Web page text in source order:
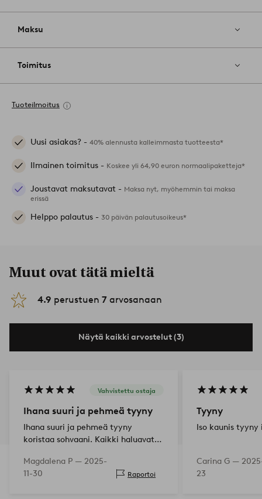
Maksu
Toimitus
Tuoteilmoitus
Uusi asiakas? - 40% alennusta kalleimmasta tuotteesta*
Ilmainen toimitus - Koskee yli 64,90 euron normaalipaketteja*
Joustavat maksutavat - Maksa nyt, myöhemmin tai maksa
erissä
Helppo palautus - 30 päivän palautusoikeus*
Muut ovat tätä mieltä
4.9 perustuen 7 arvosanaan
Näytä kaikki arvostelut (3)
Vahvistettu ostaja
Ihana suuri ja pehmeä tyyny
Ihana suuri ja pehmeä tyyny
koristaa sohvaani. Kaikki haluavat
koskettaa, joustava ja todella iso!
Avaamisen jälkeen se ei tuoksunut
Magdalena P — 2025-
11-30
Raportoi
Tyyny
Iso kaunis
Carina G —
23